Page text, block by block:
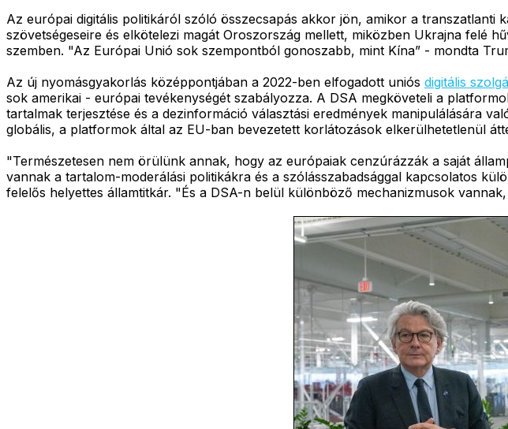
Az európai digitális politikáról szóló összecsapás akkor jön, amikor a
szövetségeseire és elkötelezi magát Oroszország mellett, miközben Ukrajna felé
szemben. "Az Európai Unió sok szempontból gonoszabb, mint Kína” - mondta
Az új nyomásgyakorlás középpontjában a 2022-ben elfogadott uniós digitális
sok amerikai - európai tevékenységét szabályozza. A DSA megköveteli a
tartalmak terjesztése és a dezinformáció választási eredmények manipulálására
globális, a platformok által az EU-ban bevezetett korlátozások elkerülhetetlenül
"Természetesen nem örülünk annak, hogy az európaiak cenzúrázzák a saját
vannak a tartalom-moderálási politikákra és a szólásszabadsággal kapcsolatos
felelős helyettes államtitkár. "És a DSA-n belül különböző mechanizmusok